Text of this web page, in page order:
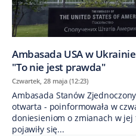
Ambasada USA w
"To nie jest prawda"
Czwartek, 28 maja (12:23)
Ambasada Stanów
otwarta - poinformowała w
doniesieniom o zmianach w
pojawiły się...